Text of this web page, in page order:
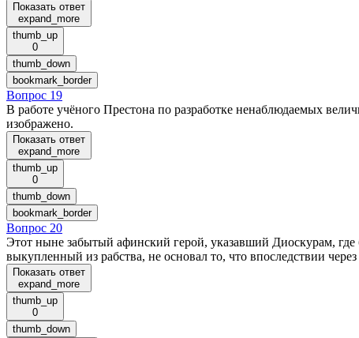
Показать ответ
expand_more
thumb_up
0
thumb_down
bookmark_border
Вопрос 19
В работе учёного Престона по разработке ненаблюдаемых
изображено.
Показать ответ
expand_more
thumb_up
0
thumb_down
bookmark_border
Вопрос 20
Этот ныне забытый афинский герой, указавший Диоскурам, где
выкупленный из рабства, не основал то, что впоследствии
Показать ответ
expand_more
thumb_up
0
thumb_down